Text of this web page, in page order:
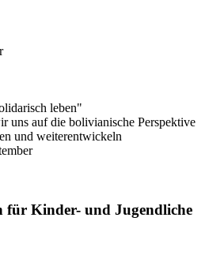
leben"
uns auf die bolivianische Perspektive
und weiterentwickeln
für Kinder- und Jugendliche